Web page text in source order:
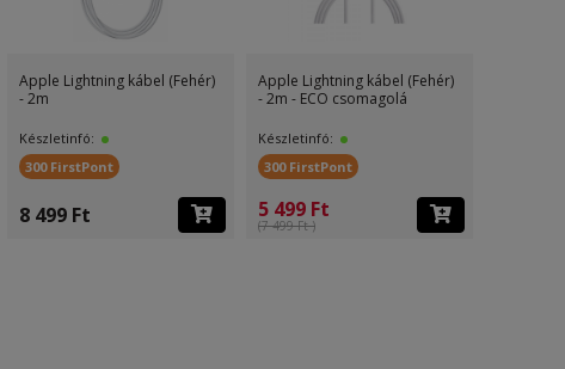
Apple Lightning kábel (Fehér)
- 2m
Készletinfó:
300 FirstPont
8 499 Ft
Apple Lightning kábel (Fehér)
- 2m - ECO csomagolá
Készletinfó:
300 FirstPont
5 499 Ft
(7 499 Ft )